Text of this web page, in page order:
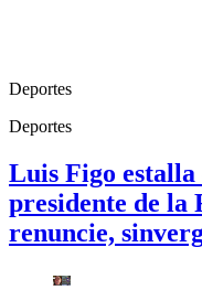
Deportes
Deportes
Luis Figo
presidente de la
renuncie,